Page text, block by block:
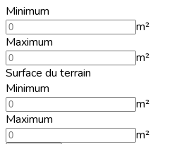
Minimum
m²
Maximum
m²
Surface du terrain
Minimum
m²
Maximum
m²